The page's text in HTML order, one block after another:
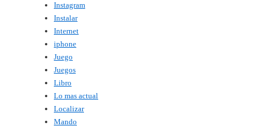
Instagram
Instalar
Internet
iphone
Juego
Juegos
Libro
Lo mas actual
Localizar
Mando